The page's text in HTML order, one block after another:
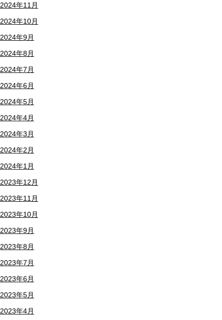
2024年11月
2024年10月
2024年9月
2024年8月
2024年7月
2024年6月
2024年5月
2024年4月
2024年3月
2024年2月
2024年1月
2023年12月
2023年11月
2023年10月
2023年9月
2023年8月
2023年7月
2023年6月
2023年5月
2023年4月